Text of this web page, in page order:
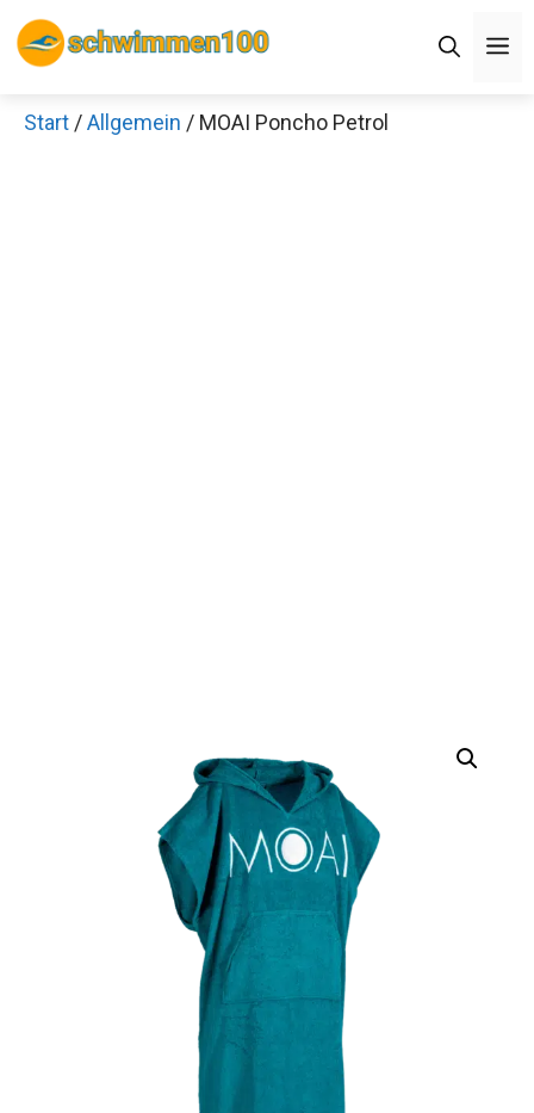
Zum
Inhalt
Start /Allgemein / MOAI Poncho Petrol